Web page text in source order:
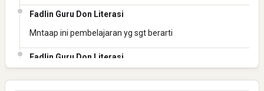
Fadlin Guru Don Literasi
Mntaap ini pembelajaran yg sgt berarti
Fadlin Guru Don Literasi